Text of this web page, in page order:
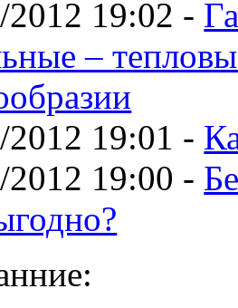
2012 19:02 -
–
19:01 -
2012 19:00 -